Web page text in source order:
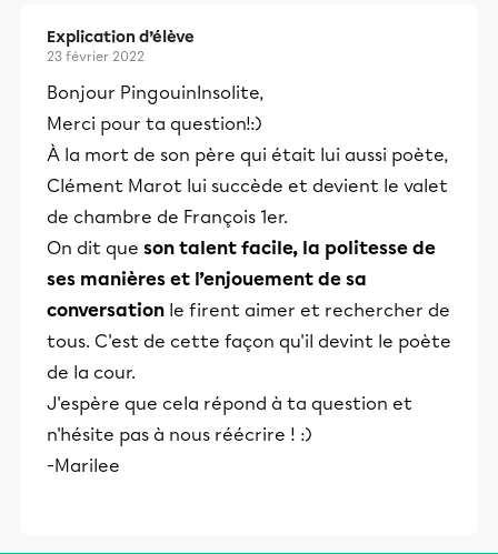
Explication d’élève
23 février 2022
Bonjour PingouinInsolite,
Merci pour ta question!:)
À la mort de son père qui était lui aussi poète,
Clément Marot lui succède et devient le valet
de chambre de François 1er.
On dit que son talent facile, la politesse de
ses manières et l’enjouement de sa
conversation le firent aimer et rechercher de
tous. C'est de cette façon qu'il devint le poète
de la cour.
J'espère que cela répond à ta question et
n'hésite pas à nous réécrire ! :)
-Marilee